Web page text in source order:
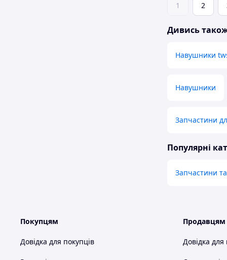
1 2
Дивись
Навушники
Навушники
Запчастини
Популярні
Запчастини та
Покупцям
Довідка для покупців
Продавцям
Довідка для